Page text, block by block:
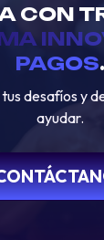
CON
PAGOS.
desafíos y
ayudar.